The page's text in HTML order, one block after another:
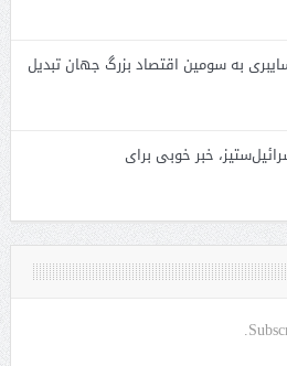
سایبری به سومین اقتصاد بزرگ جهان تبدیل
خبر خوبی برای